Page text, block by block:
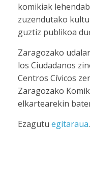
komikiak
zuzendutako
guztiz publikoa
Zaragozako
los Ciudadanos
Centros Cívicos
Zaragozako
elkartearekin
Ezagutu egitaraua.